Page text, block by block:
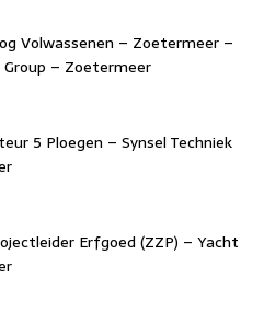
Volwassenen – Zoetermeer –
– Zoetermeer
5 Ploegen – Synsel Techniek
Erfgoed (ZZP) – Yacht